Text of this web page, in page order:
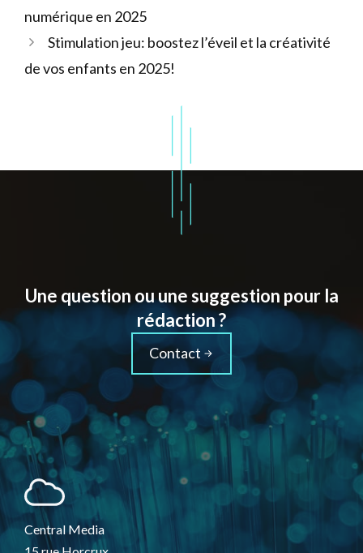
numérique en 2025
Stimulation jeu: boostez l’éveil et la créativité
de vos enfants en 2025!
Une question ou une suggestion pour la
rédaction ?
Contact
Central Media